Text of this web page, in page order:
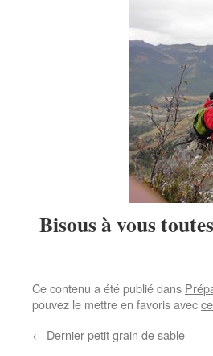
Bisous à vous
Ce contenu a été publié dans
pouvez le mettre en favoris avec
← Dernier petit grain de sable